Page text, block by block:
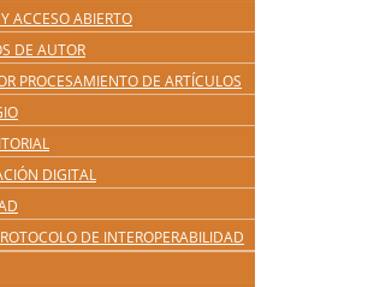
ACCESO ABIERTO
DE AUTOR
PROCESAMIENTO DE ARTÍCULOS
DIGITAL
DE INTEROPERABILIDAD